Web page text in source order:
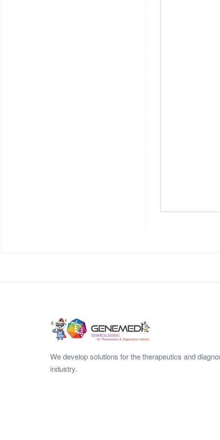
We develop solutions for the therapeutics and
industry.